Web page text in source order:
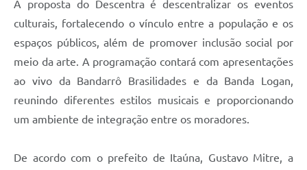
A proposta do Descentra é descentralizar os eventos
culturais, fortalecendo o vínculo entre a população e os
espaços públicos, além de promover inclusão social por
meio da arte. A programação contará com apresentações
ao vivo da Bandarrô Brasilidades e da Banda Logan,
reunindo diferentes estilos musicais e proporcionando
um ambiente de integração entre os moradores.
De acordo com o prefeito de Itaúna, Gustavo Mitre, a